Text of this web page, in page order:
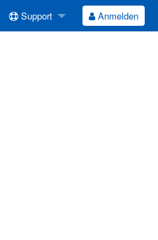
Support Anmelden